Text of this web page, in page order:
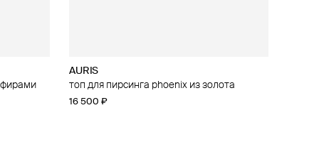
AURIS
топ для пирсинга phoenix из золота
16 500 ₽
из